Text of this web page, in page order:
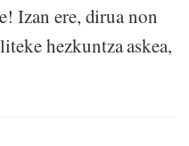
Izan ere, dirua non
hezkuntza askea,